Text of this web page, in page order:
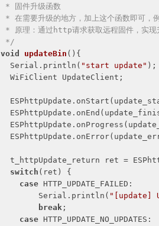
*/
void
updateBin () {
  Serial.println(
"start update"
  WiFiClient UpdateClient;
  t_httpUpdate_return ret = ESPhttpUpdate.update(UpdateClient, upUrl);
switch (ret) {
case HTTP_UPDATE_FAILED:
        Serial.println(
"[update]
break ;
case HTTP_UPDATE_NO_UPDATES: